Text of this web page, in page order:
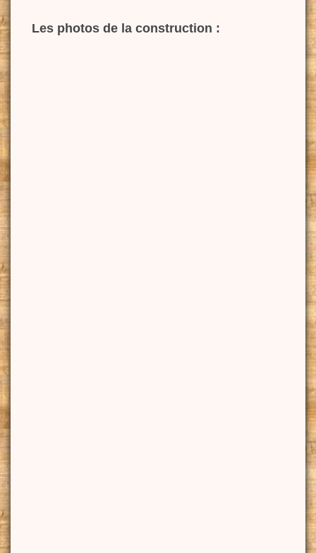
Les photos de la construction :